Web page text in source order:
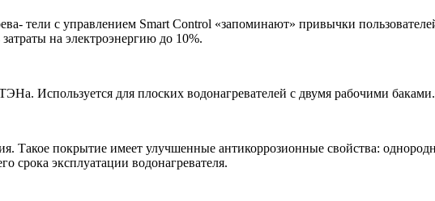
тели с управлением Smart Control «запоминают» привычки
на электроэнергию до 10%.
Используется для плоских водонагревателей с двумя рабочими баками.
Такое покрытие имеет улучшенные антикоррозионные свойства:
срока эксплуатации водонагревателя.